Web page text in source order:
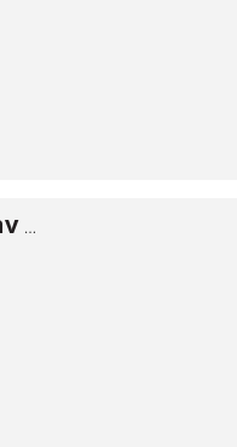
Vinkel 90° utv/inv MS 1/4"